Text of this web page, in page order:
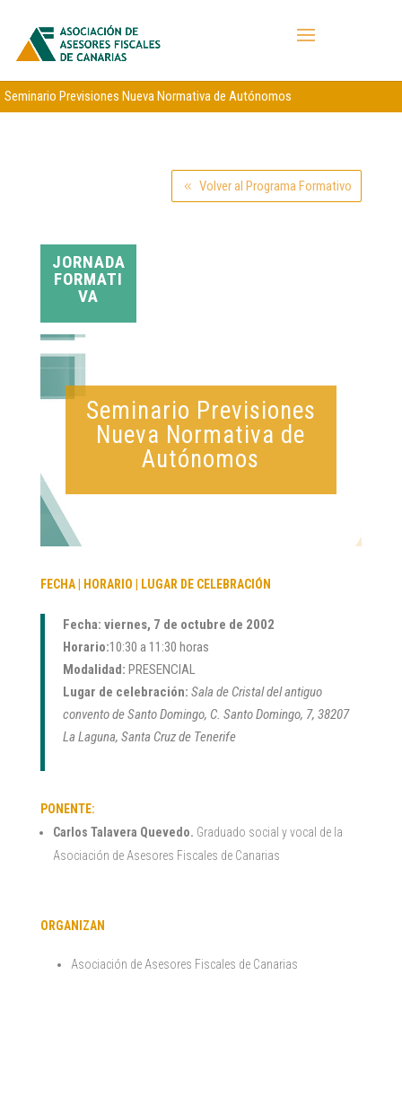
Seminario Previsiones Nueva Normativa de Autónomos
Volver al Programa Formativo
JORNADA
FORMATI
VA
Seminario Previsiones
Nueva Normativa de
Autónomos
FECHA | HORARIO | LUGAR DE CELEBRACIÓN
Fecha: viernes, 7 de octubre de 2002
Horario:10:30 a 11:30 horas
Modalidad: PRESENCIAL
Lugar de celebración: Sala de Cristal del antiguo
convento de Santo Domingo, C. Santo Domingo, 7, 38207
La Laguna, Santa Cruz de Tenerife
PONENTE:
Carlos Talavera Quevedo. Graduado social y vocal de la
Asociación de Asesores Fiscales de Canarias
ORGANIZAN
Asociación de Asesores Fiscales de Canarias